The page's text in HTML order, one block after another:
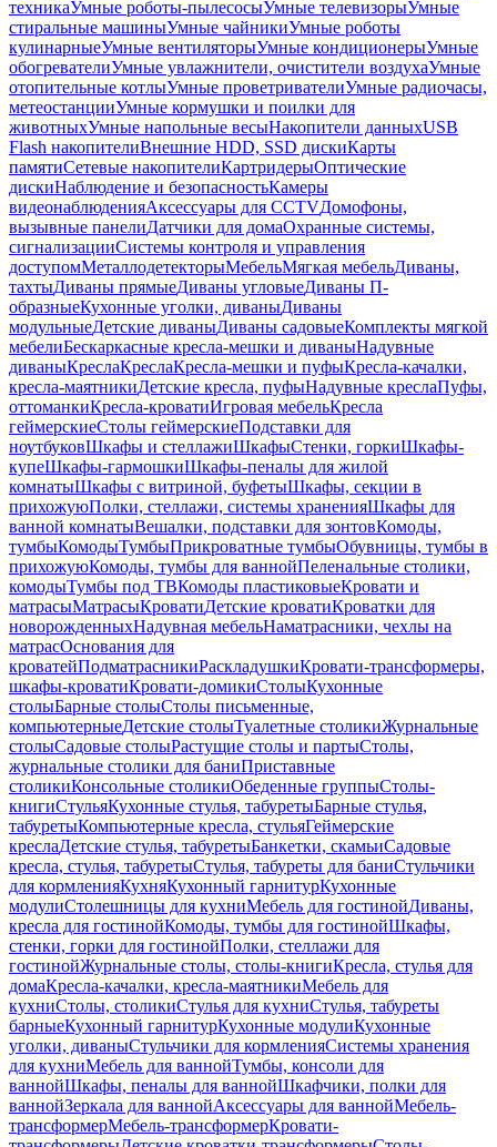
техникаУмные роботы-пылесосыУмные телевизорыУмные
стиральные машиныУмные чайникиУмные роботы
кулинарныеУмные вентиляторыУмные кондиционерыУмные
обогревателиУмные увлажнители, очистители воздухаУмные
отопительные котлыУмные проветривателиУмные радиочасы,
метеостанцииУмные кормушки и поилки для
животныхУмные напольные весыНакопители данныхUSB
Flash накопителиВнешние HDD, SSD дискиКарты
памятиСетевые накопителиКартридерыОптические
дискиНаблюдение и безопасностьКамеры
видеонаблюденияАксессуары для CCTVДомофоны,
вызывные панелиДатчики для домаОхранные системы,
сигнализацииСистемы контроля и управления
доступомМеталлодетекторыМебельМягкая мебельДиваны,
тахтыДиваны прямыеДиваны угловыеДиваны П-
образныеКухонные уголки, диваныДиваны
модульныеДетские диваныДиваны садовыеКомплекты мягкой
мебелиБескаркасные кресла-мешки и диваныНадувные
диваныКреслаКреслаКресла-мешки и пуфыКресла-качалки,
кресла-маятникиДетские кресла, пуфыНадувные креслаПуфы,
оттоманкиКресла-кроватиИгровая мебельКресла
геймерскиеСтолы геймерскиеПодставки для
ноутбуковШкафы и стеллажиШкафыСтенки, горкиШкафы-
купеШкафы-гармошкиШкафы-пеналы для жилой
комнатыШкафы с витриной, буфетыШкафы, секции в
прихожуюПолки, стеллажи, системы храненияШкафы для
ванной комнатыВешалки, подставки для зонтовКомоды,
тумбыКомодыТумбыПрикроватные тумбыОбувницы, тумбы в
прихожуюКомоды, тумбы для ваннойПеленальные столики,
комодыТумбы под ТВКомоды пластиковыеКровати и
матрасыМатрасыКроватиДетские кроватиКроватки для
новорожденныхНадувная мебельНаматрасники, чехлы на
матрасОснования для
кроватейПодматрасникиРаскладушкиКровати-трансформеры,
шкафы-кроватиКровати-домикиСтолыКухонные
столыБарные столыСтолы письменные,
компьютерныеДетские столыТуалетные столикиЖурнальные
столыСадовые столыРастущие столы и партыСтолы,
журнальные столики для баниПриставные
столикиКонсольные столикиОбеденные группыСтолы-
книгиСтульяКухонные стулья, табуретыБарные стулья,
табуретыКомпьютерные кресла, стульяГеймерские
креслаДетские стулья, табуретыБанкетки, скамьиСадовые
кресла, стулья, табуретыСтулья, табуреты для баниСтульчики
для кормленияКухняКухонный гарнитурКухонные
модулиСтолешницы для кухниМебель для гостинойДиваны,
кресла для гостинойКомоды, тумбы для гостинойШкафы,
стенки, горки для гостинойПолки, стеллажи для
гостинойЖурнальные столы, столы-книгиКресла, стулья для
домаКресла-качалки, кресла-маятникиМебель для
кухниСтолы, столикиСтулья для кухниСтулья, табуреты
барныеКухонный гарнитурКухонные модулиКухонные
уголки, диваныСтульчики для кормленияСистемы хранения
для кухниМебель для ваннойТумбы, консоли для
ваннойШкафы, пеналы для ваннойШкафчики, полки для
ваннойЗеркала для ваннойАксессуары для ваннойМебель-
трансформерМебель-трансформерКровати-